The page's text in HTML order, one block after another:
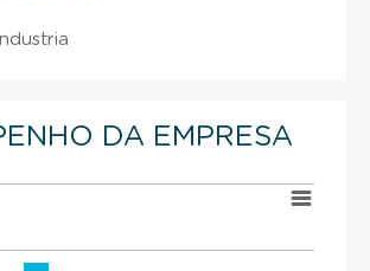
DA EMPRESA